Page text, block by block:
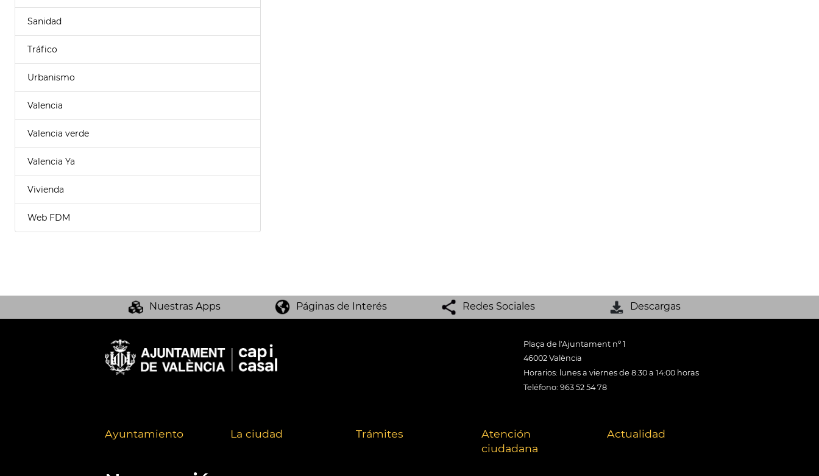
Sanidad
Tráfico
Urbanismo
Valencia
Valencia verde
Valencia Ya
Vivienda
Web FDM
Nuestras Apps Páginas de Interés Redes Sociales Descargas
Plaça de l'Ajuntament nº 1
46002 València
Horarios: lunes a viernes de 8:30 a 14:00 horas
Teléfono: 963 52 54 78
Ayuntamiento La ciudad Trámites
Atención
ciudadana
Actualidad